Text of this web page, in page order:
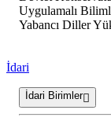
Uygulamalı
Yabancı Diller
İdari
İdari Birimler